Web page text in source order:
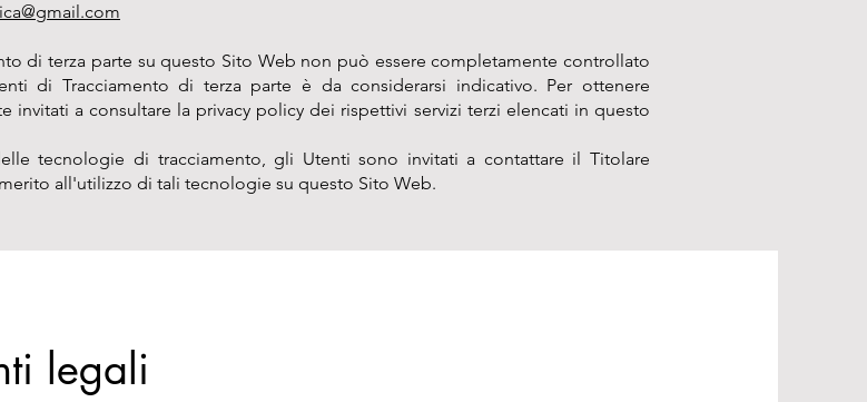
di terza parte su questo Sito Web non può essere completamente controllato
di Tracciamento di terza parte è da considerarsi indicativo. Per ottenere
a consultare la privacy policy dei rispettivi servizi terzi elencati in questo
tecnologie di tracciamento, gli Utenti sono invitati a contattare il Titolare
all'utilizzo di tali tecnologie su questo Sito Web.
legali